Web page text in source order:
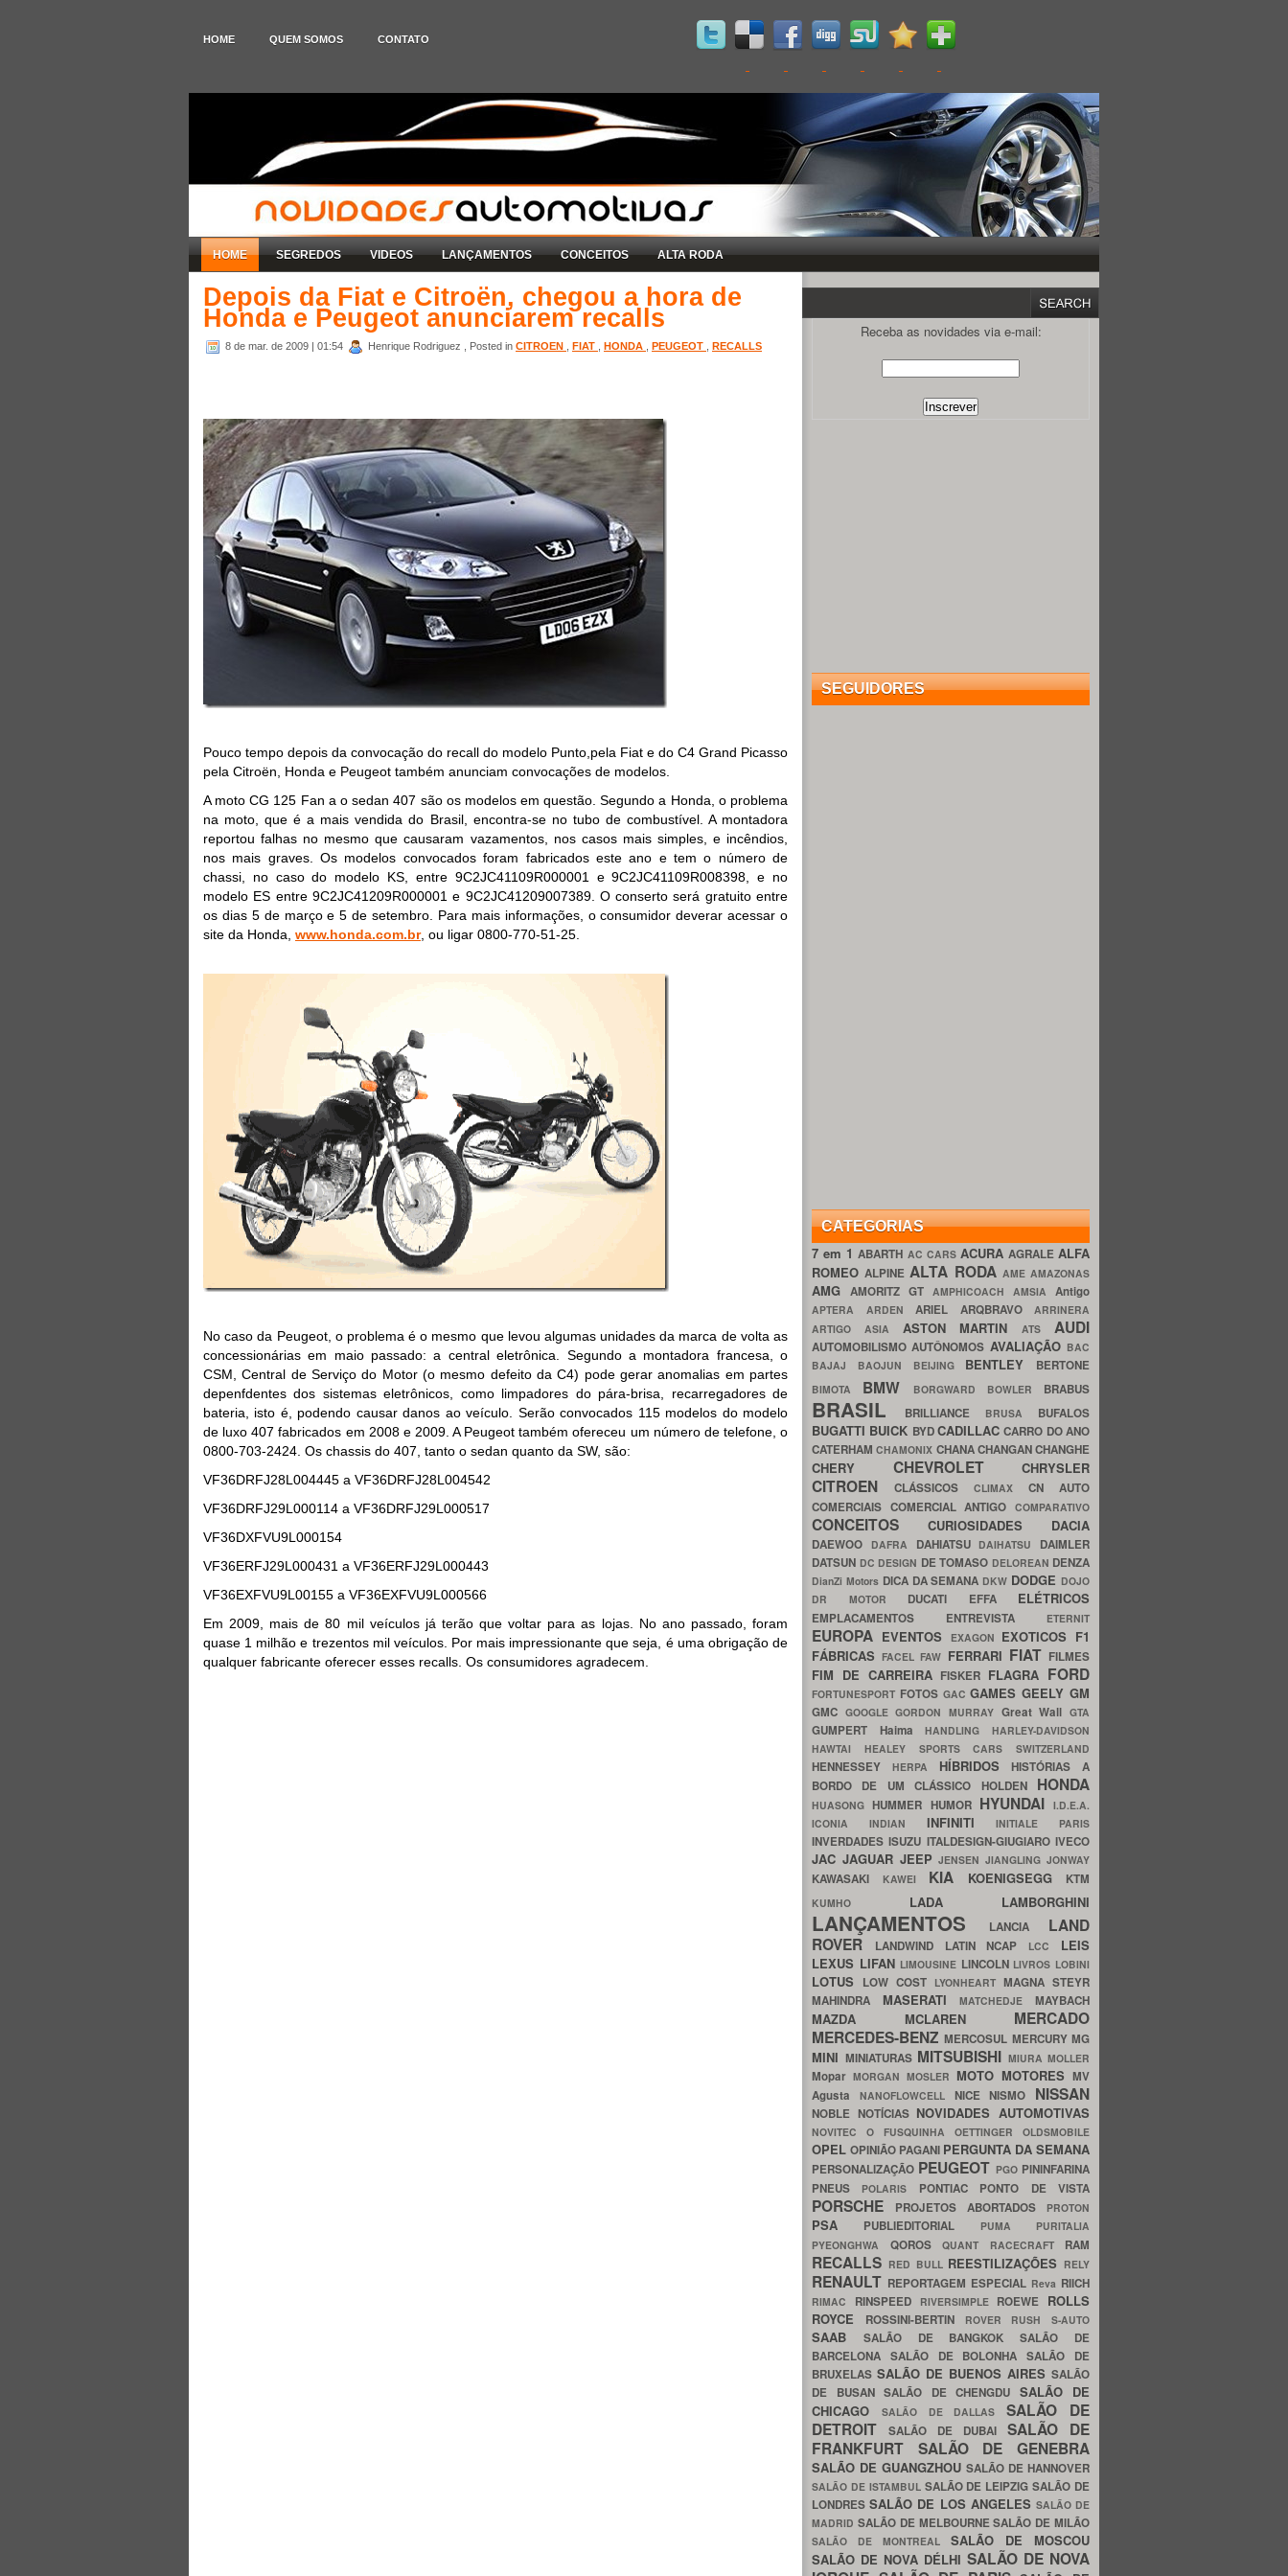
HOME QUEM SOMOS CONTATO
HOME SEGREDOS VIDEOS LANÇAMENTOS CONCEITOS ALTA RODA
Depois da Fiat e Citroën, chegou a hora de
Honda e Peugeot anunciarem recalls
8 de mar. de 2009 | 01:54 Henrique Rodriguez , Posted in CITROEN FIAT HONDA PEUGEOT RECALLS
Pouco tempo depois da convocação do recall do modelo Punto,pela Fiat e do C4 Grand Picasso
pela Citroën, Honda e Peugeot também anunciam convocações de modelos.
A moto CG 125 Fan a o sedan 407 são os modelos em questão. Segundo a Honda, o problema
na moto, que é a mais vendida do Brasil, encontra-se no tubo de combustível. A montadora
reportou falhas no mesmo que causaram vazamentos, nos casos mais simples, e incêndios,
nos mais graves. Os modelos convocados foram fabricados este ano e tem o número de
chassi, no caso do modelo KS, entre 9C2JC41109R000001 e 9C2JC41109R008398, e no
modelo ES entre 9C2JC41209R000001 e 9C2JC41209007389. O conserto será gratuito entre
os dias 5 de março e 5 de setembro. Para mais informações, o consumidor deverar acessar o
site da Honda, www.honda.com.br, ou ligar 0800-770-51-25.
No caso da Peugeot, o problema é o mesmo que levou algumas unidades da marca de volta as
concessionárias em maio passado: a central eletrônica. Segundo a montadora francesa, o
CSM, Central de Serviço do Motor (o mesmo defeito da C4) pode gerar anomalias em partes
depenfdentes dos sistemas eletrônicos, como limpadores do pára-brisa, recarregadores de
bateria, isto é, podendo causar danos ao veículo. Serão convocados 115 modelos do modelo
de luxo 407 fabricados em 2008 e 2009. A Peugeot também ofereceu um número de telefone, o
0800-703-2424. Os chassis do 407, tanto o sedan quanto da SW, são:
VF36DRFJ28L004445 a VF36DRFJ28L004542
VF36DRFJ29L000114 a VF36DRFJ29L000517
VF36DXFVU9L000154
VF36ERFJ29L000431 a VF36ERFJ29L000443
VF36EXFVU9L00155 a VF36EXFVU9L000566
Em 2009, mais de 80 mil veículos já terão que voltar para as lojas. No ano passado, foram
quase 1 milhão e trezentos mil veículos. Por mais impressionante que seja, é uma obrigação de
qualquer fabricante oferecer esses recalls. Os consumidores agradecem.
Receba as novidades via e-mail:
SEGUIDORES
CATEGORIAS
7 em 1ABARTH AC CARS ACURA AGRALE ALFA
ROMEOALPINEALTA RODA AME AMAZONAS
AMG AMORITZ GT AMPHICOACH AMSIA Antigo
APTERA ARDEN ARIEL ARQBRAVO ARRINERA
ARTIGO ASIA ASTON MARTINATS AUDI
AUTOMOBILISMOAUTÔNOMOS AVALIAÇÃO BAC
BAJAJ BAOJUN BEIJING BENTLEY BERTONE
BIMOTA BMW BORGWARD BOWLER BRABUS
BRASIL BRILLIANCE BRUSA BUFALOS
BUGATTI BUICK BYDCADILLACCARRO DO ANO
CATERHAMCHAMONIX CHANACHANGANCHANGHE
CHERY CHEVROLET CHRYSLER
CITROEN CLÁSSICOS CLIMAX CN AUTO
COMERCIAIS COMERCIAL ANTIGOCOMPARATIVO
CONCEITOS CURIOSIDADES DACIA
DAEWOO DAFRA DAHIATSU DAIHATSU DAIMLER
DATSUN DC DESIGN DE TOMASO DELOREAN DENZA
DianZi Motors DICA DA SEMANA DKW DODGE DOJO
DR MOTOR DUCATI EFFA ELÉTRICOS
EMPLACAMENTOS ENTREVISTA ETERNIT
EUROPA EVENTOS EXAGON EXOTICOS F1
FÁBRICASFACELFAW FERRARI FIAT FILMES
FIM DE CARREIRA FISKER FLAGRA FORD
FORTUNESPORT FOTOS GACGAMESGEELYGM
GMC GOOGLEGORDON MURRAY Great WallGTA
GUMPERT HaimaHANDLINGHARLEY-DAVIDSON
HAWTAI HEALEY SPORTS CARS SWITZERLAND
HENNESSEY HERPA HÍBRIDOSHISTÓRIAS A
BORDO DE UM CLÁSSICO HOLDEN HONDA
HUASONGHUMMER HUMOR HYUNDAI I.D.E.A.
ICONIA INDIAN INFINITIINITIALE PARIS
INVERDADESISUZU ITALDESIGN-GIUGIAROIVECO
JAC JAGUAR JEEPJENSENJIANGLINGJONWAY
KAWASAKI KAWEI KIA KOENIGSEGG KTM
KUMHO LADA LAMBORGHINI
LANÇAMENTOS LANCIA LAND
ROVER
LANDWIND LATIN NCAP LCC LEIS
LEXUS LIFAN LIMOUSINE LINCOLN LIVROS LOBINI
LOTUS LOW COST LYONHEART MAGNA STEYR
MAHINDRA MASERATIMATCHEDJEMAYBACH
MAZDA MCLAREN MERCADO
MERCEDES-BENZMERCOSUL MERCURYMG
MINI MINIATURAS MITSUBISHI MIURA MOLLER
Mopar MORGAN MOSLER MOTO MOTORES MV
Agusta NANOFLOWCELL NICENISMO NISSAN
NOBLE NOTÍCIAS NOVIDADES AUTOMOTIVAS
NOVITEC O FUSQUINHA OETTINGER OLDSMOBILE
OPEL OPINIÃO PAGANI PERGUNTA DA SEMANA
PERSONALIZAÇÃO PEUGEOT PGO PININFARINA
PNEUS
POLARIS PONTIAC PONTO DE VISTA
PORSCHE PROJETOS ABORTADOS PROTON
PSA PUBLIEDITORIAL PUMA PURITALIA
PYEONGHWA QOROS QUANT RACECRAFT RAM
RECALLS RED BULL REESTILIZAÇÕES RELY
RENAULT REPORTAGEM ESPECIAL Reva RIICH
RIMAC RINSPEED RIVERSIMPLE ROEWE ROLLS
ROYCE
ROSSINI-BERTIN ROVER RUSH S-AUTO
SAAB SALÃO DE BANGKOKSALÃO DE
BARCELONA SALÃO DE BOLONHASALÃO DE
BRUXELAS SALÃO DE BUENOS AIRES SALÃO
DE BUSAN SALÃO DE CHENGDU SALÃO DE
CHICAGO
SALÃO DE DALLASSALÃO DE
DETROIT
SALÃO DE DUBAI SALÃO DE
FRANKFURT SALÃO DE GENEBRA
SALÃO DE GUANGZHOU SALÃO DE HANNOVER
SALÃO DE ISTAMBUL SALÃO DE LEIPZIGSALÃO DE
LONDRESSALÃO DE LOS ANGELES SALÃO DE
MADRID SALÃO DE MELBOURNESALÃO DE MILÃO
SALÃO DE MONTREAL SALÃO DE MOSCOU
SALÃO DE NOVA DÉLHI SALÃO DE NOVA